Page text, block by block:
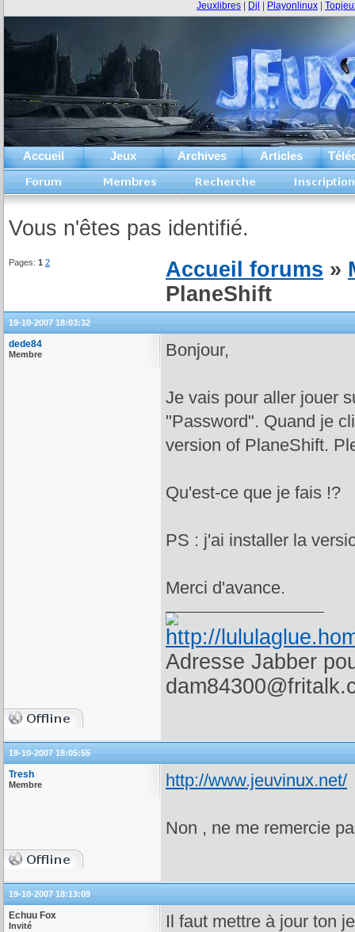
Accueil Jeux Archives Articles
Jeuxlibres Djl Playonlinux
Vous n'êtes pas identifié.
Pages: 1 2 Accueil forums »
PlaneShift
19-10-2007 18:03:32
dede84
Membre Bonjour,
Je vais pour aller jouer
"Password". Quand je
version of PlaneShift.
Qu'est-ce que je fais !?
PS : j'ai installer la
Merci d'avance.
Adresse Jabber
19-10-2007 18:05:55
Tresh
Membre http://www.jeuvinux.net/
Non , ne me remercie
19-10-2007 18:13:09
Echuu Fox
Invité
Il faut mettre à jour ton